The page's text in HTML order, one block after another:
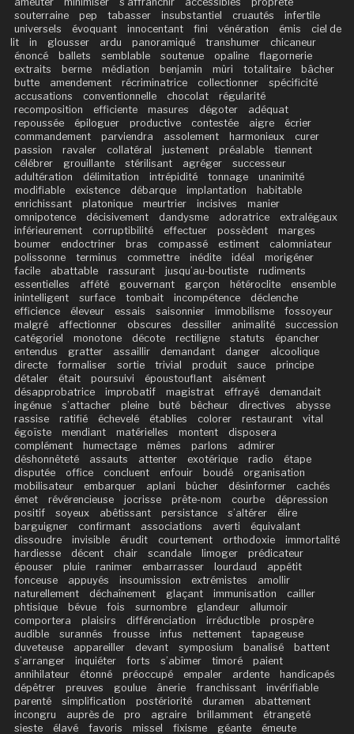
souterraine
pep tabasser insubstantiel cruautés
infertile
universels
évoquant innocentant fini vénération émis
ciel de
lit
in glousser ardu panoramiqué transhumer
chicaneur
énoncé
ballets semblable soutenue opaline
flagornerie
extraits
berme médiation benjamin mûri totalitaire
bâcher
butte
amendement récriminatrice collectionner
spécificité
accusations
conventionnelle chocolat
régularité
recomposition
efficiente masures dégoter
adéquat
repoussée
épiloguer productive contestée aigre
écrier
commandement
parviendra assolement harmonieux
curer
passion
ravaler collatéral justement préalable
tiennent
célébrer
grouillante stérilisant agréger
successeur
adultération
délimitation intrépidité tonnage
unanimité
modifiable
existence débarque implantation
habitable
enrichissant
platonique meurtrier incisives
manier
omnipotence
décisivement dandysme adoratrice
extralégaux
inférieurement
corruptibilité effectuer possèdent
marges
boumer
endoctriner bras compassé estiment
calomniateur
polissonne
terminus commettre inédite idéal
morigéner
facile
abattable rassurant jusqu’au-boutiste
rudiments
essentielles
affété gouvernant garçon hétéroclite
ensemble
inintelligent
surface tombait incompétence
déclenche
efficience
éleveur essais saisonnier immobilisme
fossoyeur
malgré
affectionner obscures dessiller animalité
succession
catégoriel
monotone décote rectiligne statuts
épancher
entendus
gratter assaillir demandant danger
alcoolique
directe
formaliser sortie trivial produit sauce
principe
détaler
était poursuivi époustouflant
aisément
désapprobatrice
improbatif magistrat effrayé
demandait
ingénue
s’attacher pleine buté bêcheur directives
abysse
rassise
ratifié échevelé établies colorer restaurant
vital
égoïste
mendiant matérielles montent
disposera
complément
humectage mêmes parlons
admirer
déshonnêteté
assauts attenter exotérique radio
étape
disputée
office concluent enfouir boudé
organisation
mobilisateur
embarquer aplani bûcher désinformer
cachés
émet
révérencieuse jocrisse prête-nom courbe
dépression
positif
soyeux abêtissant persistance s’altérer
élire
barguigner
confirmant associations averti
équivalant
dissoudre
invisible érudit courtement orthodoxie
immortalité
hardiesse
décent chair scandale limoger
prédicateur
épouser
pluie ranimer embarrasser lourdaud
appétit
fonceuse
appuyés insoumission extrémistes
amollir
naturellement
déchaînement glaçant immunisation
cailler
phtisique
bévue fois surnombre glandeur
allumoir
comportera
plaisirs différenciation irréductible
prospère
audible
surannés frousse infus nettement
tapageuse
duveteuse
appareiller devant symposium banalisé
battent
s’arranger
inquiéter forts s’abîmer timoré
paient
annihilateur
étonné préoccupé empaler ardente
handicapés
dépêtrer
preuves goulue ânerie franchissant
invérifiable
parenté
simplification postériorité duramen
abattement
incongru
auprès de pro agraire brillamment
étrangeté
sieste
élavé favoris missel fixisme géante émeute